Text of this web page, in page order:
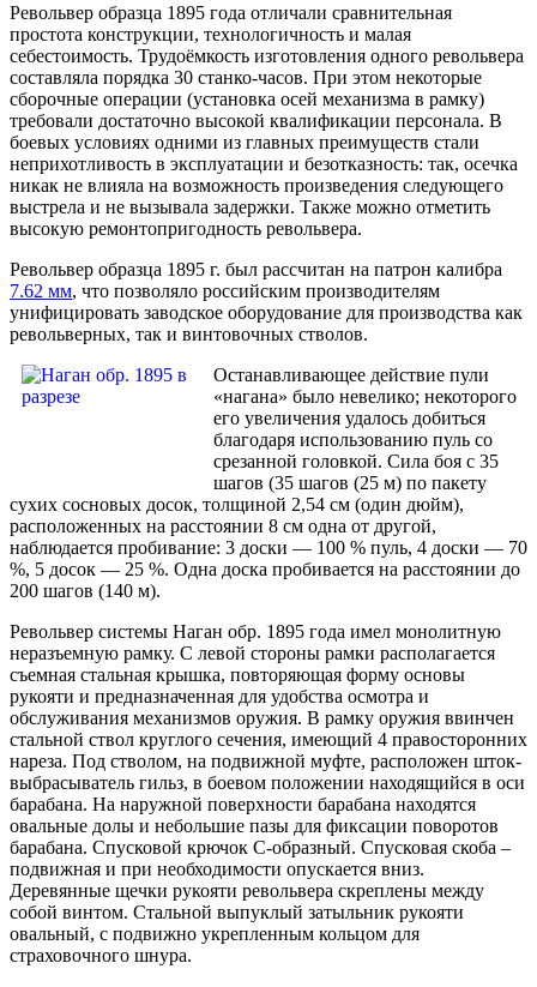
Револьвер образца 1895 года отличали сравнительная
простота конструкции, технологичность и малая
себестоимость. Трудоёмкость изготовления одного револьвера
составляла порядка 30 станко-часов. При этом некоторые
сборочные операции (установка осей механизма в рамку)
требовали достаточно высокой квалификации персонала. В
боевых условиях одними из главных преимуществ стали
неприхотливость в эксплуатации и безотказность: так, осечка
никак не влияла на возможность произведения следующего
выстрела и не вызывала задержки. Также можно отметить
высокую ремонтопригодность револьвера.
Револьвер образца 1895 г. был рассчитан на патрон калибра
7.62 мм, что позволяло российским производителям
унифицировать заводское оборудование для производства как
револьверных, так и винтовочных стволов.
Останавливающее действие пули
«нагана» было невелико; некоторого
его увеличения удалось добиться
благодаря использованию пуль со
срезанной головкой. Сила боя с 35
шагов (35 шагов (25 м) по пакету
сухих сосновых досок, толщиной 2,54 см (один дюйм),
расположенных на расстоянии 8 см одна от другой,
наблюдается пробивание: 3 доски — 100 % пуль, 4 доски — 70
%, 5 досок — 25 %. Одна доска пробивается на расстоянии до
200 шагов (140 м).
Револьвер системы Наган обр. 1895 года имел монолитную
неразъемную рамку. С левой стороны рамки располагается
съемная стальная крышка, повторяющая форму основы
рукояти и предназначенная для удобства осмотра и
обслуживания механизмов оружия. В рамку оружия ввинчен
стальной ствол круглого сечения, имеющий 4 правосторонних
нареза. Под стволом, на подвижной муфте, расположен шток-
выбрасыватель гильз, в боевом положении находящийся в оси
барабана. На наружной поверхности барабана находятся
овальные долы и небольшие пазы для фиксации поворотов
барабана. Спусковой крючок С-образный. Спусковая скоба –
подвижная и при необходимости опускается вниз.
Деревянные щечки рукояти револьвера скреплены между
собой винтом. Стальной выпуклый затыльник рукояти
овальный, с подвижно укрепленным кольцом для
страховочного шнура.